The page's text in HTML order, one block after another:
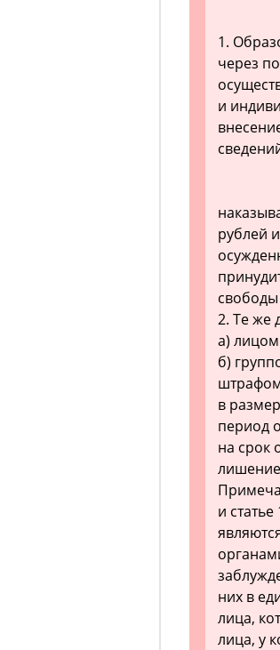
1.
через
и
рублей
свободы
2. Те же
а)
б)
штрафом
в
период
на срок
и
них в
лица,
лица, у